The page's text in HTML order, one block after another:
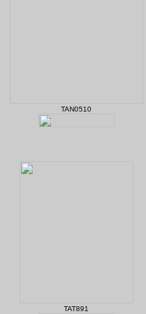
TAN0510
TAT891